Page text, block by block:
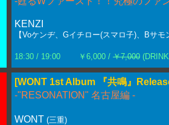
KENZI
【Voケンヂ、Gイチロー(スマロ子)、Bサ
18:30 / 19:00 ￥6,000 / ￥7,000
[WONT 1st Album 『共鳴』
-"RESONATION" 名古屋編 -
WONT (三重)